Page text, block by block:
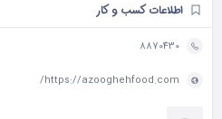
اطلاعات کسب و کار
8870430
https://azooghehfood.com/